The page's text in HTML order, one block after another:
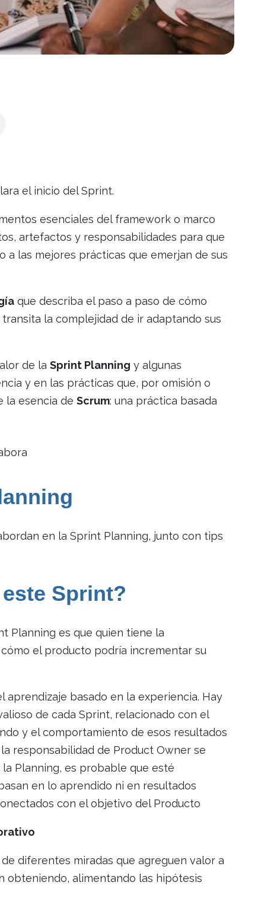
el inicio del Sprint.
esenciales del framework o marco
artefactos y responsabilidades para que
las mejores prácticas que emerjan de sus
que describa el paso a paso de cómo
la complejidad de ir adaptando sus
de la Sprint Planning y algunas
y en las prácticas que, por omisión o
la esencia de Scrum: una práctica basada
en la Sprint Planning, junto con tips
Sprint?
Planning es que quien tiene la
el producto podría incrementar su
aprendizaje basado en la experiencia. Hay
de cada Sprint, relacionado con el
y el comportamiento de esos resultados
responsabilidad de Product Owner se
Planning, es probable que esté
en lo aprendido ni en resultados
con el objetivo del Producto
diferentes miradas que agreguen valor a
obteniendo, alimentando las hipótesis